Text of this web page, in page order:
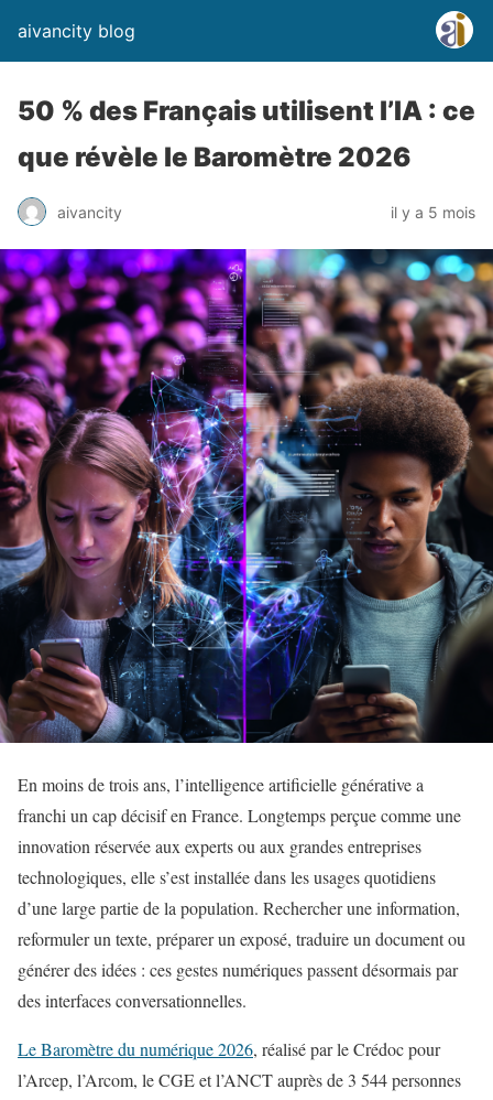
aivancity blog
50 % des Français utilisent l’IA : ce
que révèle le Baromètre 2026
aivancity il y a 5 mois
En moins de trois ans, l’intelligence artificielle générative a
franchi un cap décisif en France. Longtemps perçue comme une
innovation réservée aux experts ou aux grandes entreprises
technologiques, elle s’est installée dans les usages quotidiens
d’une large partie de la population. Rechercher une information,
reformuler un texte, préparer un exposé, traduire un document ou
générer des idées : ces gestes numériques passent désormais par
des interfaces conversationnelles.
Le Baromètre du numérique 2026, réalisé par le Crédoc pour
l’Arcep, l’Arcom, le CGE et l’ANCT auprès de 3 544 personnes